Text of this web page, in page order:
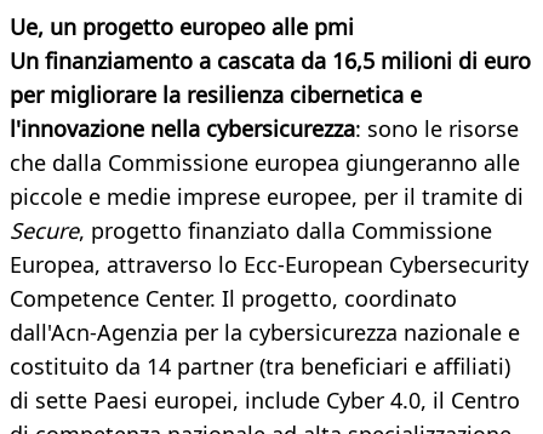
Ue, un progetto europeo alle pmi
Un finanziamento a cascata da 16,5 milioni di euro
per migliorare la resilienza cibernetica e
l'innovazione nella cybersicurezza: sono le risorse
che dalla Commissione europea giungeranno alle
piccole e medie imprese europee, per il tramite di
Secure, progetto finanziato dalla Commissione
Europea, attraverso lo Ecc-European Cybersecurity
Competence Center. Il progetto, coordinato
dall'Acn-Agenzia per la cybersicurezza nazionale e
costituito da 14 partner (tra beneficiari e affiliati)
di sette Paesi europei, include Cyber 4.0, il Centro